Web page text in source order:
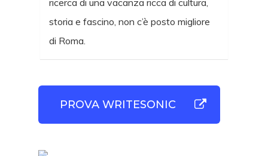
storia e fascino, non c’è posto migliore
di Roma.
PROVA WRITESONIC